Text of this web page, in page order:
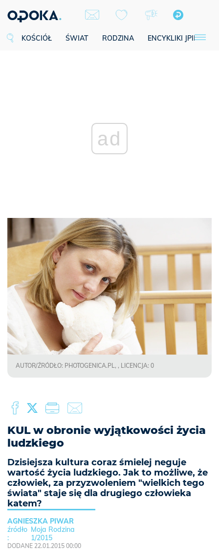
KOŚCIÓŁ ŚWIAT RODZINA ENCYKLIKI JPII
ad
AUTOR/ŹRÓDŁO: PHOTOGENICA.PL, , LICENCJA: 0
KUL w obronie wyjątkowości życia
ludzkiego
Dzisiejsza kultura coraz śmielej neguje
wartość życia ludzkiego. Jak to możliwe, że
człowiek, za przyzwoleniem "wielkich tego
świata" staje się dla drugiego człowieka
katem?
AGNIESZKA PIWAR
Moja Rodzina
1/2015
DODANE 22.01.2015 00:00